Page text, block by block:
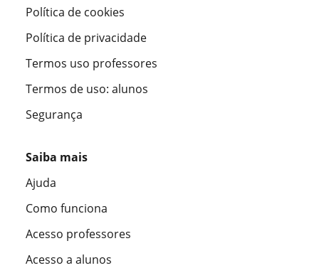
Política de cookies
Política de privacidade
Termos uso professores
Termos de uso: alunos
Segurança
Saiba mais
Ajuda
Como funciona
Acesso professores
Acesso a alunos